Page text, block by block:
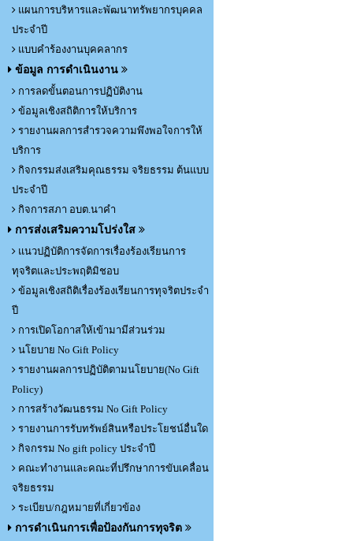
แผนการบริหารและพัฒนาทรัพยากรบุคคล
ประจำปี
แบบคำร้องงานบุคคลากร
ข้อมูล การดำเนินงาน
การลดขั้นตอนการปฏิบัติงาน
ข้อมูลเชิงสถิติการให้บริการ
รายงานผลการสำรวจความพึงพอใจการให้
บริการ
กิจกรรมส่งเสริมคุณธรรม จริยธรรม ต้นแบบ
ประจำปี
กิจการสภา อบต.นาคำ
การส่งเสริมความโปร่งใส
แนวปฏิบัติการจัดการเรื่องร้องเรียนการ
ทุจริตและประพฤติมิชอบ
ข้อมูลเชิงสถิติเรื่องร้องเรียนการทุจริตประจำ
ปี
การเปิดโอกาสให้เข้ามามีส่วนร่วม
นโยบาย No Gift Policy
รายงานผลการปฏิบัติตามนโยบาย(No Gift
Policy)
การสร้างวัฒนธรรม No Gift Policy
รายงานการรับทรัพย์สินหรือประโยชน์อื่นใด
กิจกรรม No gift policy ประจำปี
คณะทำงานและคณะที่ปรึกษาการขับเคลื่อน
จริยธรรม
ระเบียบ/กฎหมายที่เกี่ยวข้อง
การดำเนินการเพื่อป้องกันการทุจริต